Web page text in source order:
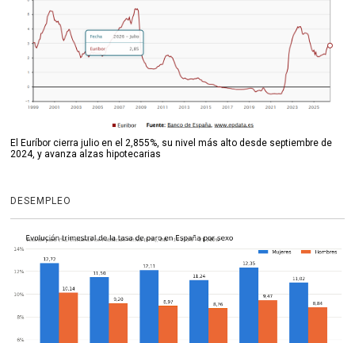
El Euríbor cierra julio en el 2,855%, su nivel más alto desde septiembre de
2024, y avanza alzas hipotecarias
DESEMPLEO